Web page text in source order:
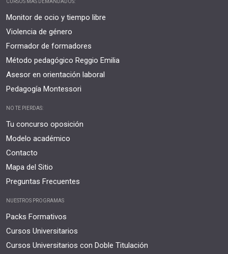
CURSOS MÁS DEMANDADOS:
Monitor de ocio y tiempo libre
Violencia de género
Formador de formadores
Método pedagógico Reggio Emilia
Asesor en orientación laboral
Pedagogía Montessori
NO TE PIERDAS:
Tu concurso oposición
Modelo académico
Contacto
Mapa del Sitio
Preguntas Frecuentes
NUESTROS PROGRAMAS
Packs Formativos
Cursos Universitarios
Cursos Universitarios con Doble Titulación